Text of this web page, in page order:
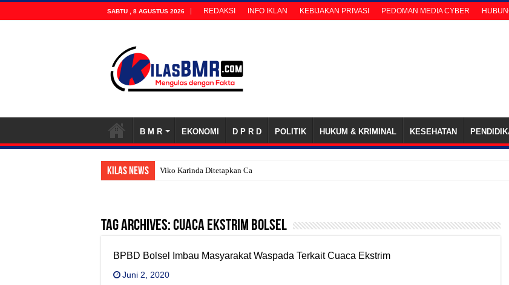
SABTU , 8 AGUSTUS 2026 REDAKSI INFO IKLAN KEBIJAKAN PRIVASI PEDOMAN MEDIA CYBER
B M R EKONOMI D P R D POLITIK HUKUM & KRIMINAL KESEHATAN
KILAS NEWS Viko Karinda Ditetapkan Calon Tu
Tag Archives:Cuaca Ekstrim Bolsel
BPBD Bolsel Imbau Masyarakat Waspada Terkait Cuaca Ekstrim
Juni 2, 2020